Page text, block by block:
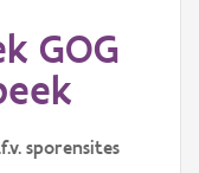
GOG
sporensites